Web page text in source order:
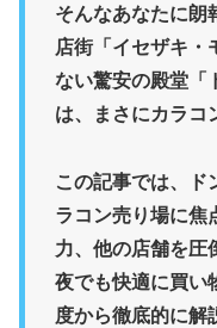
そんなあなたに朗
店街「イセザキ・
ない驚安の殿堂「
は、まさにカラコ
この記事では、ド
ラコン売り場に焦
力、他の店舗を圧
夜でも快適に買い
度から徹底的に解